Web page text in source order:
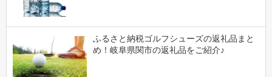
ふるさと納税ゴルフシューズの返礼品まと
め！岐阜県関市の返礼品をご紹介♪